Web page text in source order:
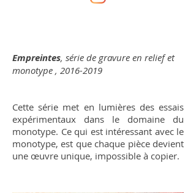
Empreintes, série de gravure en relief et
monotype , 2016-2019
Cette série met en lumières des essais
expérimentaux dans le domaine du
monotype. Ce qui est intéressant avec le
monotype, est que chaque pièce devient
une œuvre unique, impossible à copier.